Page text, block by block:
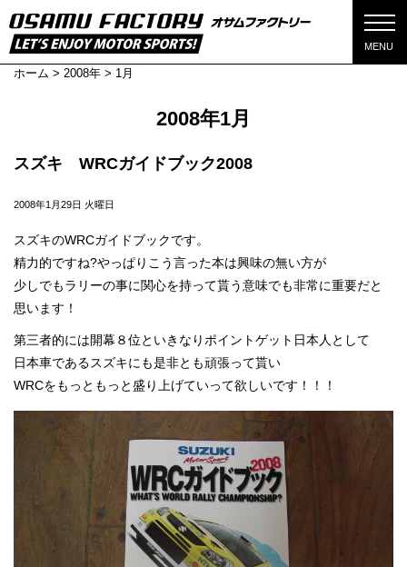
MENU
ホーム > 2008年 > 1月
2008年1月
スズキ WRCガイドブック2008
2008年1月29日 火曜日
スズキのWRCガイドブックです。
精力的ですね?やっぱりこう言った本は興味の無い方が
少しでもラリーの事に関心を持って貰う意味でも非常に重要だと
思います！
第三者的には開幕８位といきなりポイントゲット日本人として
日本車であるスズキにも是非とも頑張って貰い
WRCをもっともっと盛り上げていって欲しいです！！！